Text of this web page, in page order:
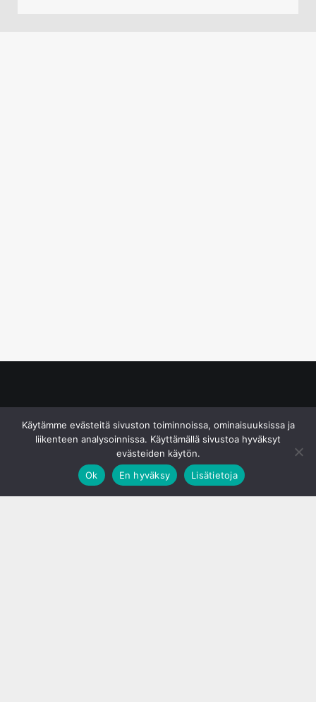
Käytämme evästeitä sivuston toiminnoissa, ominaisuuksissa ja
liikenteen analysoinnissa. Käyttämällä sivustoa hyväksyt
evästeiden käytön.
Ok
En hyväksy Lisätietoja